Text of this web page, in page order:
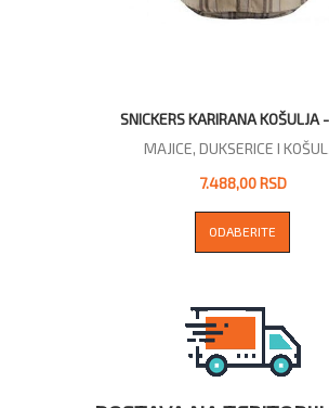
SNICKERS KARIRANA KOŠULJA
MAJICE, DUKSERICE I
7.488,00 RSD
ODABERITE